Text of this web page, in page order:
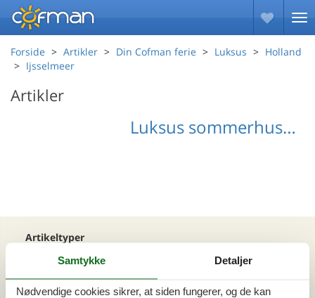
Forside Artikler Din Cofman ferie Luksus
Holland
Ijsselmeer
Artikler
Luksus sommerhus Ijsselmeer
Artikeltyper
Din Cofman ferie
Samtykke Detaljer
Nødvendige cookies sikrer, at siden fungerer, og de kan